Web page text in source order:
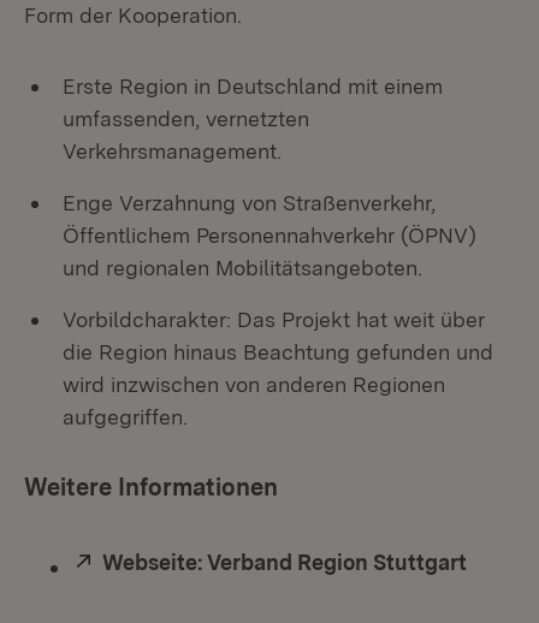
Form der Kooperation.
Erste Region in Deutschland mit einem
umfassenden, vernetzten
Verkehrsmanagement.
Enge Verzahnung von Straßenverkehr,
Öffentlichem Personennahverkehr (ÖPNV)
und regionalen Mobilitätsangeboten.
Vorbildcharakter: Das Projekt hat weit über
die Region hinaus Beachtung gefunden und
wird inzwischen von anderen Regionen
aufgegriffen.
Weitere Informationen
Extern:
Webseite: Verband Region Stuttgart